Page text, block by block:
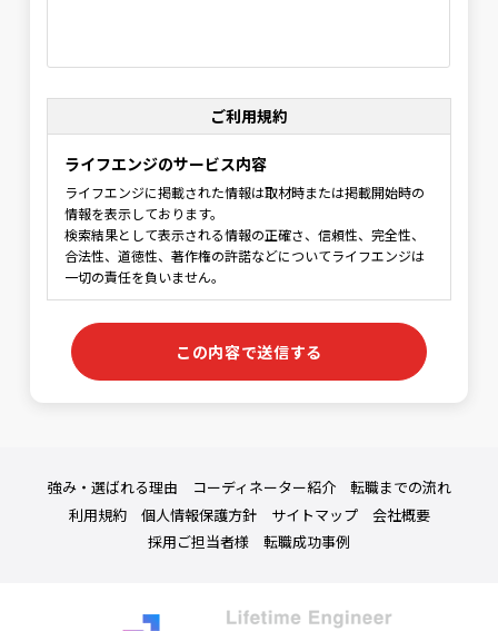
ご利用規約
ライフエンジのサービス内容
ライフエンジに掲載された情報は取材時または掲載開始時の
情報を表示しております。
検索結果として表示される情報の正確さ、信頼性、完全性、
合法性、道徳性、著作権の許諾などについてライフエンジは
一切の責任を負いません。
利用規約の範囲
ライフエンジの利用者はライフエンジの利用に関して適用さ
れる、以下の利用規約を承認するものとします。
サービスの変更・停止
当社は、当サイトの全てまたは一部のサービスをいつでも、
むを得ぬ場合は事前に告知することなく、サービスを変更・
強み・選ばれる理由 コーディネーター紹介
転職までの流れ
利用規約
個人情報保護方針 サイトマップ
会社概要
採用ご担当者様
転職成功事例